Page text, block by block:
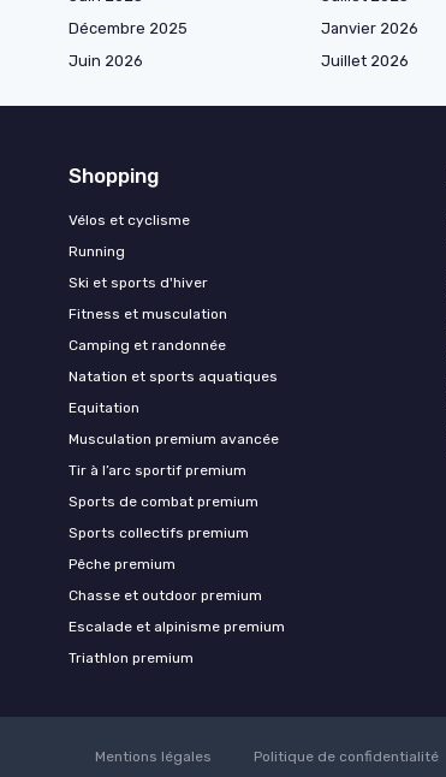
Décembre 2025
Janvier 2026
Juin 2026
Juillet 2026
Shopping
Vélos et cyclisme
Running
Ski et sports d'hiver
Fitness et musculation
Camping et randonnée
Natation et sports aquatiques
Equitation
Musculation premium avancée
Tir à l’arc sportif premium
Sports de combat premium
Sports collectifs premium
Pêche premium
Chasse et outdoor premium
Escalade et alpinisme premium
Triathlon premium
Mentions légales Politique de confidentialité